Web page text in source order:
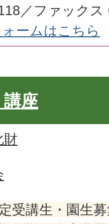
／ファックス
ームはこちら
講座
財
受講生・園生